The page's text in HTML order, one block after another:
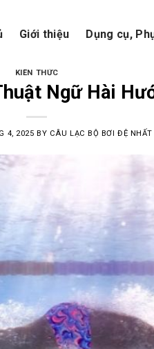
Giới thiệu Dụng cụ,
KIẾN THỨC
Ngữ Hài
4, 2025 BY CÂU LẠC BỘ BƠI ĐỆ NHẤT